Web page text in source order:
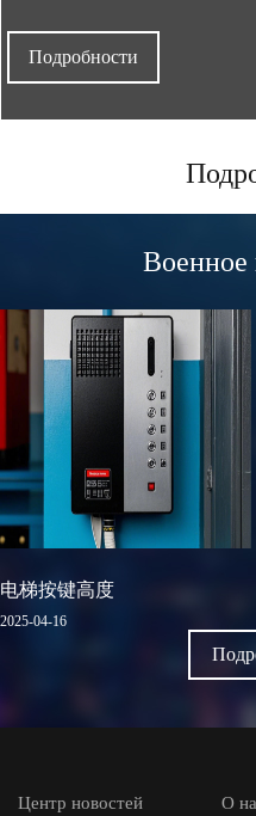
Подробности
Военное
电梯按键高度
2025-04-16
Центр новостей О